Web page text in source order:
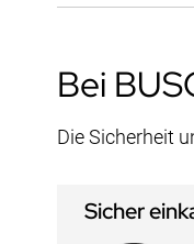
Bei
Die Sicherheit
Sicher